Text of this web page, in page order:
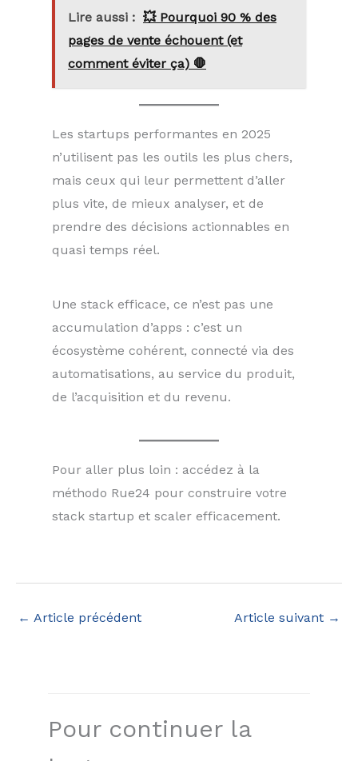
Lire aussi : 💥 Pourquoi 90 % des
pages de vente échouent (et
comment éviter ça) 🛑
Les startups performantes en 2025
n’utilisent pas les outils les plus chers,
mais ceux qui leur permettent d’aller
plus vite, de mieux analyser, et de
prendre des décisions actionnables en
quasi temps réel.
Une stack efficace, ce n’est pas une
accumulation d’apps : c’est un
écosystème cohérent, connecté via des
automatisations, au service du produit,
de l’acquisition et du revenu.
Pour aller plus loin : accédez à la
méthodo Rue24 pour construire votre
stack startup et scaler efficacement.
← Article précédent Article suivant →
Pour continuer la